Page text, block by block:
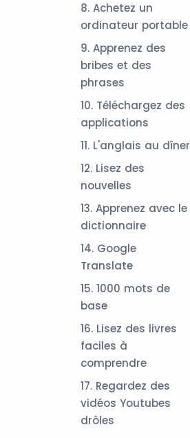
8. Achetez un
ordinateur portable
9. Apprenez des
bribes et des
phrases
10. Téléchargez des
applications
11. L'anglais au dîner
12. Lisez des
nouvelles
13. Apprenez avec le
dictionnaire
14. Google
Translate
15. 1000 mots de
base
16. Lisez des livres
faciles à
comprendre
17. Regardez des
vidéos Youtubes
drôles